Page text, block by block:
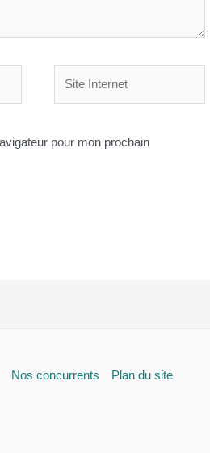
Internet
pour mon prochain
Nos concurrents Plan du site